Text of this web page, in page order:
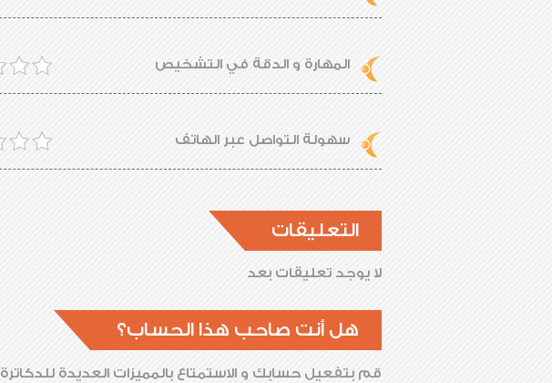
المهارة و الدقة في التشخيص
سهولة التواصل عبر الهاتف
التعليقات
لا يوجد تعليقات بعد
هل أنت صاحب هذا الحساب؟
قم بتفعيل حسابك و الاستمتاع بالمميزات العديدة للدكاترة